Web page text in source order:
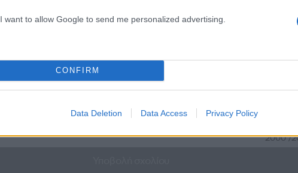
I want to allow Google to send me personalized advertising.
CONFIRM
Data Deletion Data Access Privacy Policy
2000 /